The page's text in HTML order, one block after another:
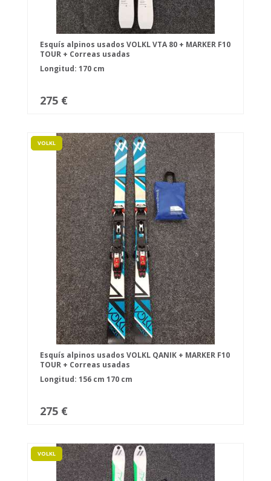
Esquís alpinos usados VOLKL VTA 80 + MARKER F10
TOUR + Correas usadas
Longitud: 170 cm
275 €
VOLKL
Esquís alpinos usados VOLKL QANIK + MARKER F10
TOUR + Correas usadas
Longitud: 156 cm 170 cm
275 €
VOLKL